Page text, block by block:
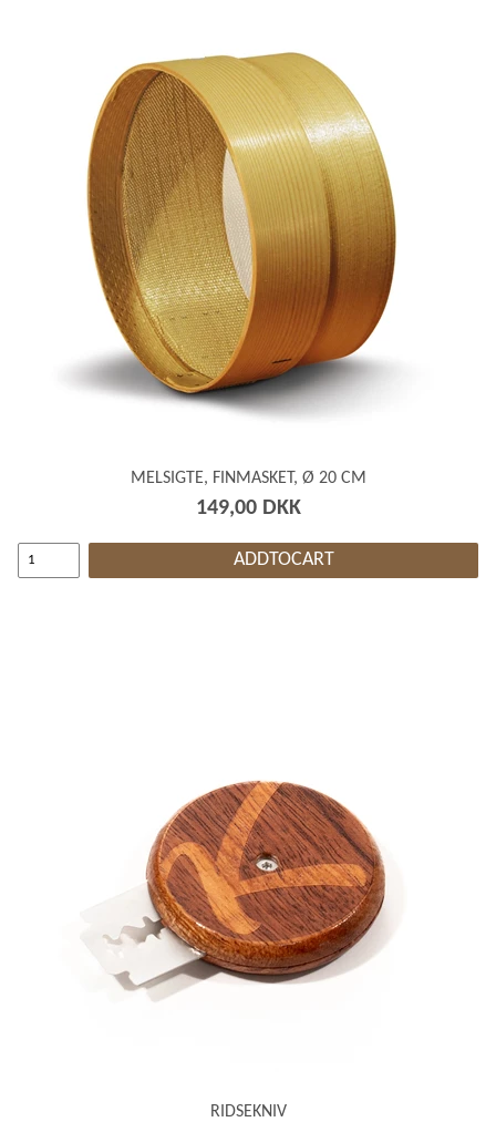
MELSIGTE, FINMASKET, Ø 20 CM
149,00 DKK
ADDTOCART
RIDSEKNIV